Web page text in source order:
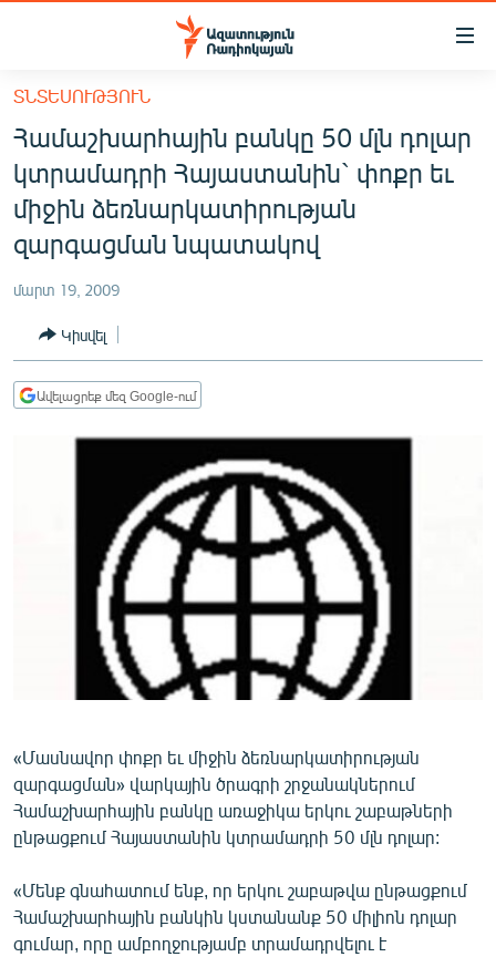
Մատչելիության
հիմնական
բովանդակությանը
Անցնել
հիմնական
մենյուին
Որոնում
ՀԱՅԱՍՏԱՆ
ՔԱՂԱՔԱԿԱՆ
ԸՆՏՐՈՒԹՅՈՒՆՆԵՐ 2026
ՏՆՏԵՍՈՒԹՅՈՒՆ
ՂԱՐԱԲԱՂ
ՊԱՏԵՐԱԶՄԻ 6 ՇԱԲԱԹՆԵՐԸ
ՄԻՋԱԶԳԱՅԻՆ
ՄՇԱԿՈՒՅԹ
ՄԵԿՆԱԲԱՆՈՒԹՅՈՒՆ
ՏՏ ԵՒ ԻՆՏԵՐՆԵՏ
ԱՐԽԻՎ
ՏԵՍԱՆՅՈՒԹԵՐ
ԲԱՆԱՎԵՃ
ՓՈԴՔԱՍԹ
ՏՆՏԵՍՈՒԹՅՈՒՆ
Համաշխարհային բանկը 50 մլն դոլար
կտրամադրի Հայաստանին` փոքր եւ
միջին ձեռնարկատիրության
զարգացման նպատակով
մարտ 19, 2009
Կիսվել
Ավելացրեք մեզ Google-ում
«Մասնավոր փոքր եւ միջին ձեռնարկատիրության
զարգացման» վարկային ծրագրի շրջանակներում
Համաշխարհային բանկը առաջիկա երկու շաբաթների
ընթացքում Հայաստանին կտրամադրի 50 մլն դոլար:
«Մենք գնահատում ենք, որ երկու շաբաթվա ընթացքում
Համաշխարհային բանկին կստանանք 50 միլիոն դոլար
գումար, որը ամբողջությամբ տրամադրվելու է